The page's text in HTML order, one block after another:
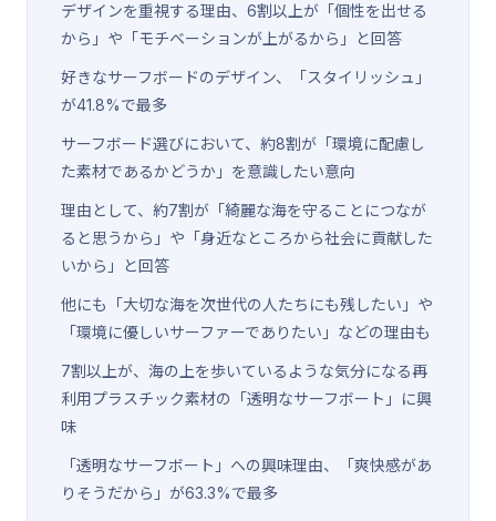
デザインを重視する理由、6割以上が「個性を出せる
から」や「モチベーションが上がるから」と回答
好きなサーフボードのデザイン、「スタイリッシュ」
が41.8%で最多
サーフボード選びにおいて、約8割が「環境に配慮し
た素材であるかどうか」を意識したい意向
理由として、約7割が「綺麗な海を守ることにつなが
ると思うから」や「身近なところから社会に貢献した
いから」と回答
他にも「大切な海を次世代の人たちにも残したい」や
「環境に優しいサーファーでありたい」などの理由も
7割以上が、海の上を歩いているような気分になる再
利用プラスチック素材の「透明なサーフボート」に興
味
「透明なサーフボート」への興味理由、「爽快感があ
りそうだから」が63.3%で最多